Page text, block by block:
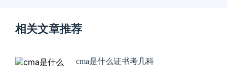
相关文章推荐
cma是什么证书考几科